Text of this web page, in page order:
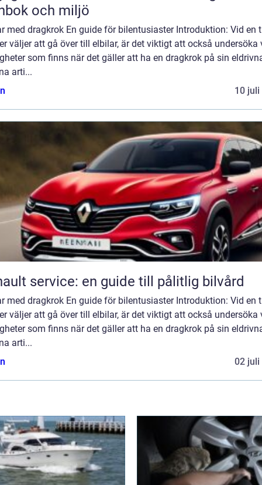
och miljö
med dragkrok En guide för bilentusiaster Introduktion: Vid en
väljer att gå över till elbilar, är det viktigt att också undersöka
som finns när det gäller att ha en dragkrok på sin
arti...
10 juli
service: en guide till pålitlig bilvård
med dragkrok En guide för bilentusiaster Introduktion: Vid en
väljer att gå över till elbilar, är det viktigt att också undersöka
som finns när det gäller att ha en dragkrok på sin
arti...
02 juli